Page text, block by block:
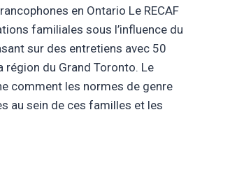
en Ontario Le RECAF
familiales sous l’influence du
sur des entretiens avec 50
région du Grand Toronto. Le
comment les normes de genre
au sein de ces familles et les